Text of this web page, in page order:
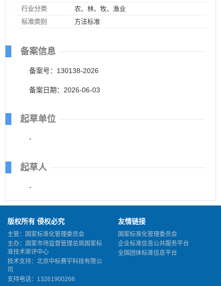
行业分类
农、林、牧、渔业
标准类别
方法标准
备案信息
备案号：130138-2026
备案日期：2026-06-03
起草单位
-
起草人
-
版权所有 侵权必究
主管：国家标准化管理委员会
主办：国家市场监督管理总局国家标
准技术审评中心
技术支持：北京中标赛宇科技有限公
司
支持电话：13261900266
友情链接
国家标准化管理委员会
企业标准信息公共服务平台
全国团体标准信息平台